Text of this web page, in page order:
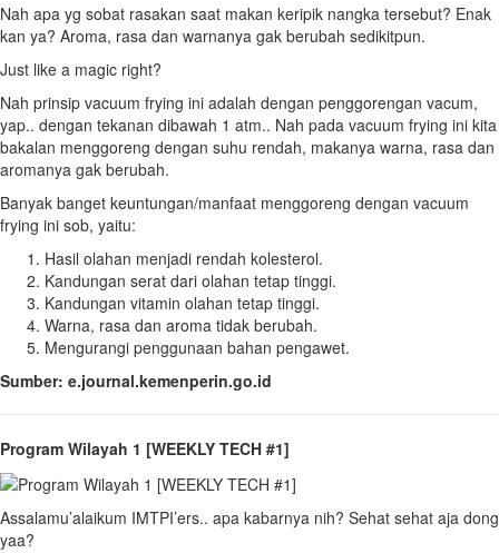
Nah apa yg sobat rasakan saat makan keripik nangka tersebut? Enak
kan ya? Aroma, rasa dan warnanya gak berubah sedikitpun.
Just like a magic right?
Nah prinsip vacuum frying ini adalah dengan penggorengan vacum,
yap.. dengan tekanan dibawah 1 atm.. Nah pada vacuum frying ini kita
bakalan menggoreng dengan suhu rendah, makanya warna, rasa dan
aromanya gak berubah.
Banyak banget keuntungan/manfaat menggoreng dengan vacuum
frying ini sob, yaitu:
Hasil olahan menjadi rendah kolesterol.
Kandungan serat dari olahan tetap tinggi.
Kandungan vitamin olahan tetap tinggi.
Warna, rasa dan aroma tidak berubah.
Mengurangi penggunaan bahan pengawet.
Sumber: e.journal.kemenperin.go.id
Program Wilayah 1 [WEEKLY TECH #1]
Assalamu’alaikum IMTPI’ers.. apa kabarnya nih? Sehat sehat aja dong
yaa?